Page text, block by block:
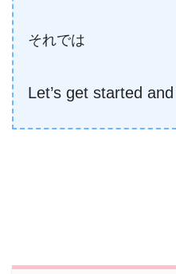
それでは
Let’s get started